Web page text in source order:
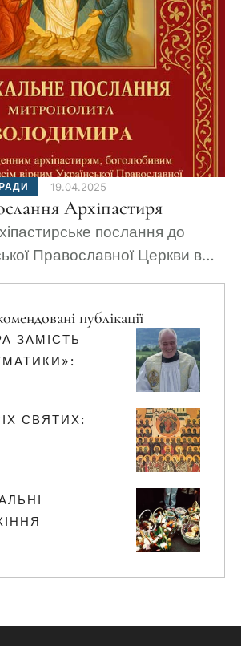
19.04.2025
Архіпастиря
послання до
Православної Церкви в
публікації
ЗАМІСТЬ
СВЯТИХ: